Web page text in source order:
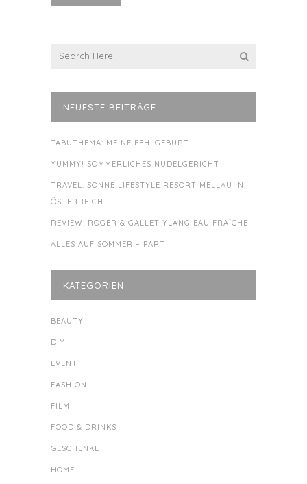
NEUESTE BEITRÄGE
TABUTHEMA: MEINE FEHLGEBURT
YUMMY! SOMMERLICHES NUDELGERICHT
TRAVEL: SONNE LIFESTYLE RESORT MELLAU IN
ÖSTERREICH
REVIEW: ROGER & GALLET YLANG EAU FRAÎCHE
ALLES AUF SOMMER – PART I
KATEGORIEN
BEAUTY
DIY
EVENT
FASHION
FILM
FOOD & DRINKS
GESCHENKE
HOME